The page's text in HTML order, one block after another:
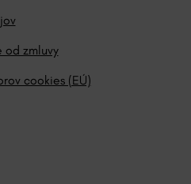
od zmluvy
cookies (EÚ)